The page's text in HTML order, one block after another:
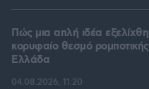
Πώς μια απλή ιδέα
κορυφαίο θεσμό
Ελλάδα
04.08.2026, 11:20